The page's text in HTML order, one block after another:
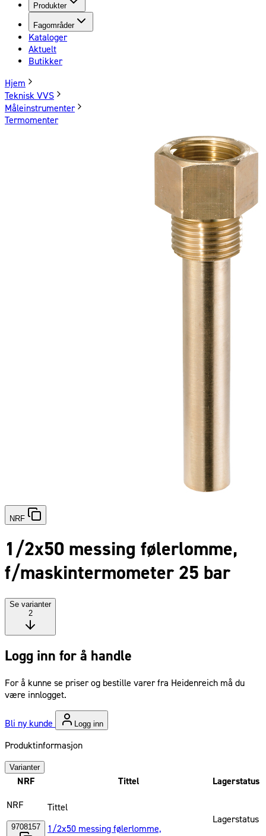
Produkter
Fagområder
Kataloger
Aktuelt
Butikker
Hjem
Teknisk VVS
Måleinstrumenter
Termomenter
NRF
1/2x50 messing følerlomme,
f/maskintermometer 25 bar
Se varianter
2
Logg inn for å handle
For å kunne se priser og bestille varer fra Heidenreich må du
være innlogget.
Bli ny kunde Logg inn
Produktinformasjon
Varianter
NRF Tittel
Lagerstatus
NRF
9708157
Tittel
1/2x50 messing følerlomme,
Lagerstatus